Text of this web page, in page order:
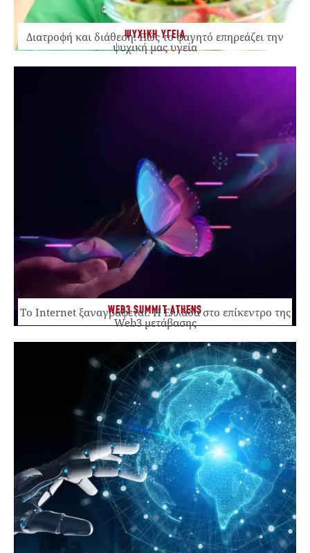
ΨΥΧΙΚΗ ΥΓΕΙΑ
Διατροφή και διάθεση: Πώς το φαγητό επηρεάζει την
ψυχική μας υγεία
WEB3 SUMMIT ATHENS
Το Internet ξαναγράφεται. Η Ελλάδα στο επίκεντρο της
Web3 μετάβασης